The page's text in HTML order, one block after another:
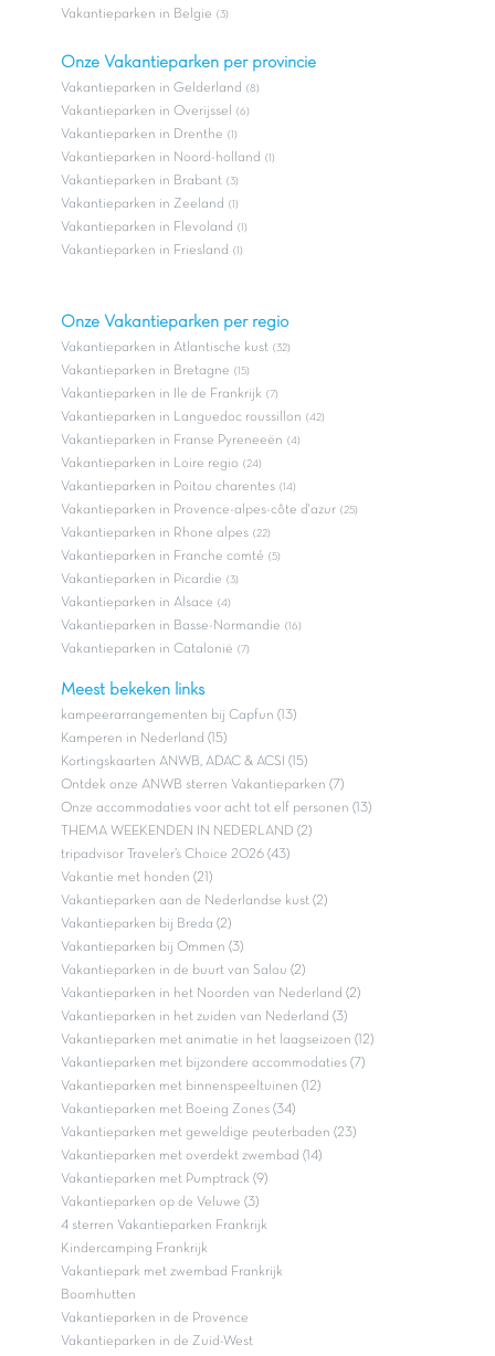
Vakantieparken in Belgie (3)
Onze Vakantieparken per provincie
Vakantieparken in Gelderland (8)
Vakantieparken in Overijssel (6)
Vakantieparken in Drenthe (1)
Vakantieparken in Noord-holland (1)
Vakantieparken in Brabant (3)
Vakantieparken in Zeeland (1)
Vakantieparken in Flevoland (1)
Vakantieparken in Friesland (1)
Onze Vakantieparken per regio
Vakantieparken in Atlantische kust (32)
Vakantieparken in Bretagne (15)
Vakantieparken in Ile de Frankrijk (7)
Vakantieparken in Languedoc roussillon (42)
Vakantieparken in Franse Pyreneeën (4)
Vakantieparken in Loire regio (24)
Vakantieparken in Poitou charentes (14)
Vakantieparken in Provence-alpes-côte d'azur (25)
Vakantieparken in Rhone alpes (22)
Vakantieparken in Franche comté (5)
Vakantieparken in Picardie (3)
Vakantieparken in Alsace (4)
Vakantieparken in Basse-Normandie (16)
Vakantieparken in Catalonië (7)
Meest bekeken links
kampeerarrangementen bij Capfun (13)
Kamperen in Nederland (15)
Kortingskaarten ANWB, ADAC & ACSI (15)
Ontdek onze ANWB sterren Vakantieparken (7)
Onze accommodaties voor acht tot elf personen (13)
THEMA WEEKENDEN IN NEDERLAND (2)
tripadvisor Traveler’s Choice 2026 (43)
Vakantie met honden (21)
Vakantieparken aan de Nederlandse kust (2)
Vakantieparken bij Breda (2)
Vakantieparken bij Ommen (3)
Vakantieparken in de buurt van Salou (2)
Vakantieparken in het Noorden van Nederland (2)
Vakantieparken in het zuiden van Nederland (3)
Vakantieparken met animatie in het laagseizoen (12)
Vakantieparken met bijzondere accommodaties (7)
Vakantieparken met binnenspeeltuinen (12)
Vakantieparken met Boeing Zones (34)
Vakantieparken met geweldige peuterbaden (23)
Vakantieparken met overdekt zwembad (14)
Vakantieparken met Pumptrack (9)
Vakantieparken op de Veluwe (3)
4 sterren Vakantieparken Frankrijk
Kindercamping Frankrijk
Vakantiepark met zwembad Frankrijk
Boomhutten
Vakantieparken in de Provence
Vakantieparken in de Zuid-West